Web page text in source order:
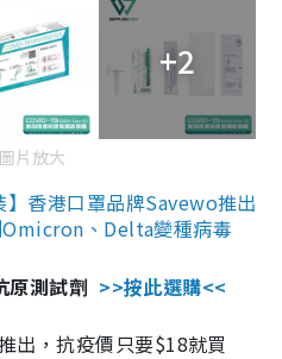
+2
片放大
香港口罩品牌Savewo推出
、Delta變種病毒
測試劑 >>按此選購<<
出，抗疫價只要$18就買